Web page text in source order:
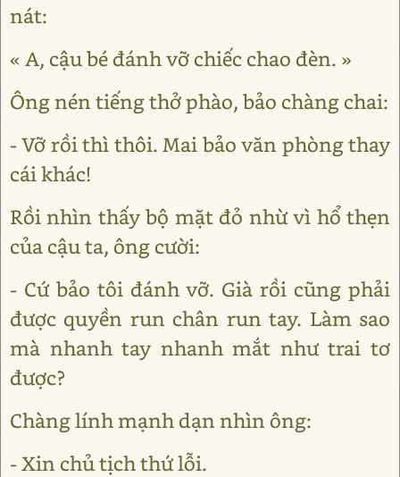
nát:
« A, cậu bé đánh vỡ chiếc chao đèn. »
Ông nén tiếng thở phào, bảo chàng chai:
- Vỡ rồi thì thôi. Mai bảo văn phòng thay
cái khác!
Rồi nhìn thấy bộ mặt đỏ nhừ vì hổ thẹn
của cậu ta, ông cười:
- Cứ bảo tôi đánh vỡ. Già rồi cũng phải
được quyền run chân run tay. Làm sao
mà nhanh tay nhanh mắt như trai tơ
được?
Chàng lính mạnh dạn nhìn ông:
- Xin chủ tịch thứ lỗi.